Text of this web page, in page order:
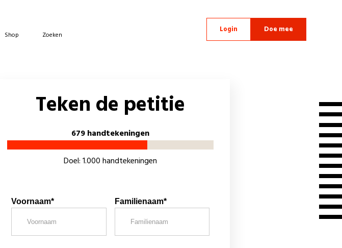
Shop Zoeken
Login Doe mee
Teken de petitie
679 handtekeningen
Doel: 1.000 handtekeningen
Voornaam* Familienaam*